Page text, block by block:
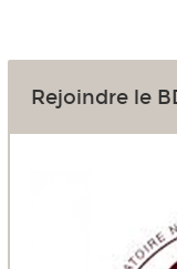
Rejoindre le